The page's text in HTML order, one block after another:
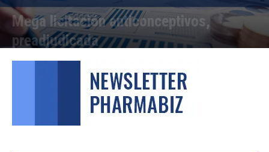
Mega licitación anticonceptivos,
preadjudicada